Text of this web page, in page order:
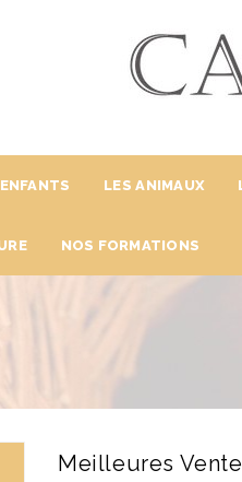
LES ANIMAUX
NOS FORMATIONS
Meilleures